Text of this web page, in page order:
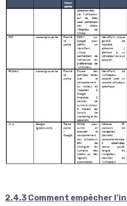
2.4.3 Comment empêcher